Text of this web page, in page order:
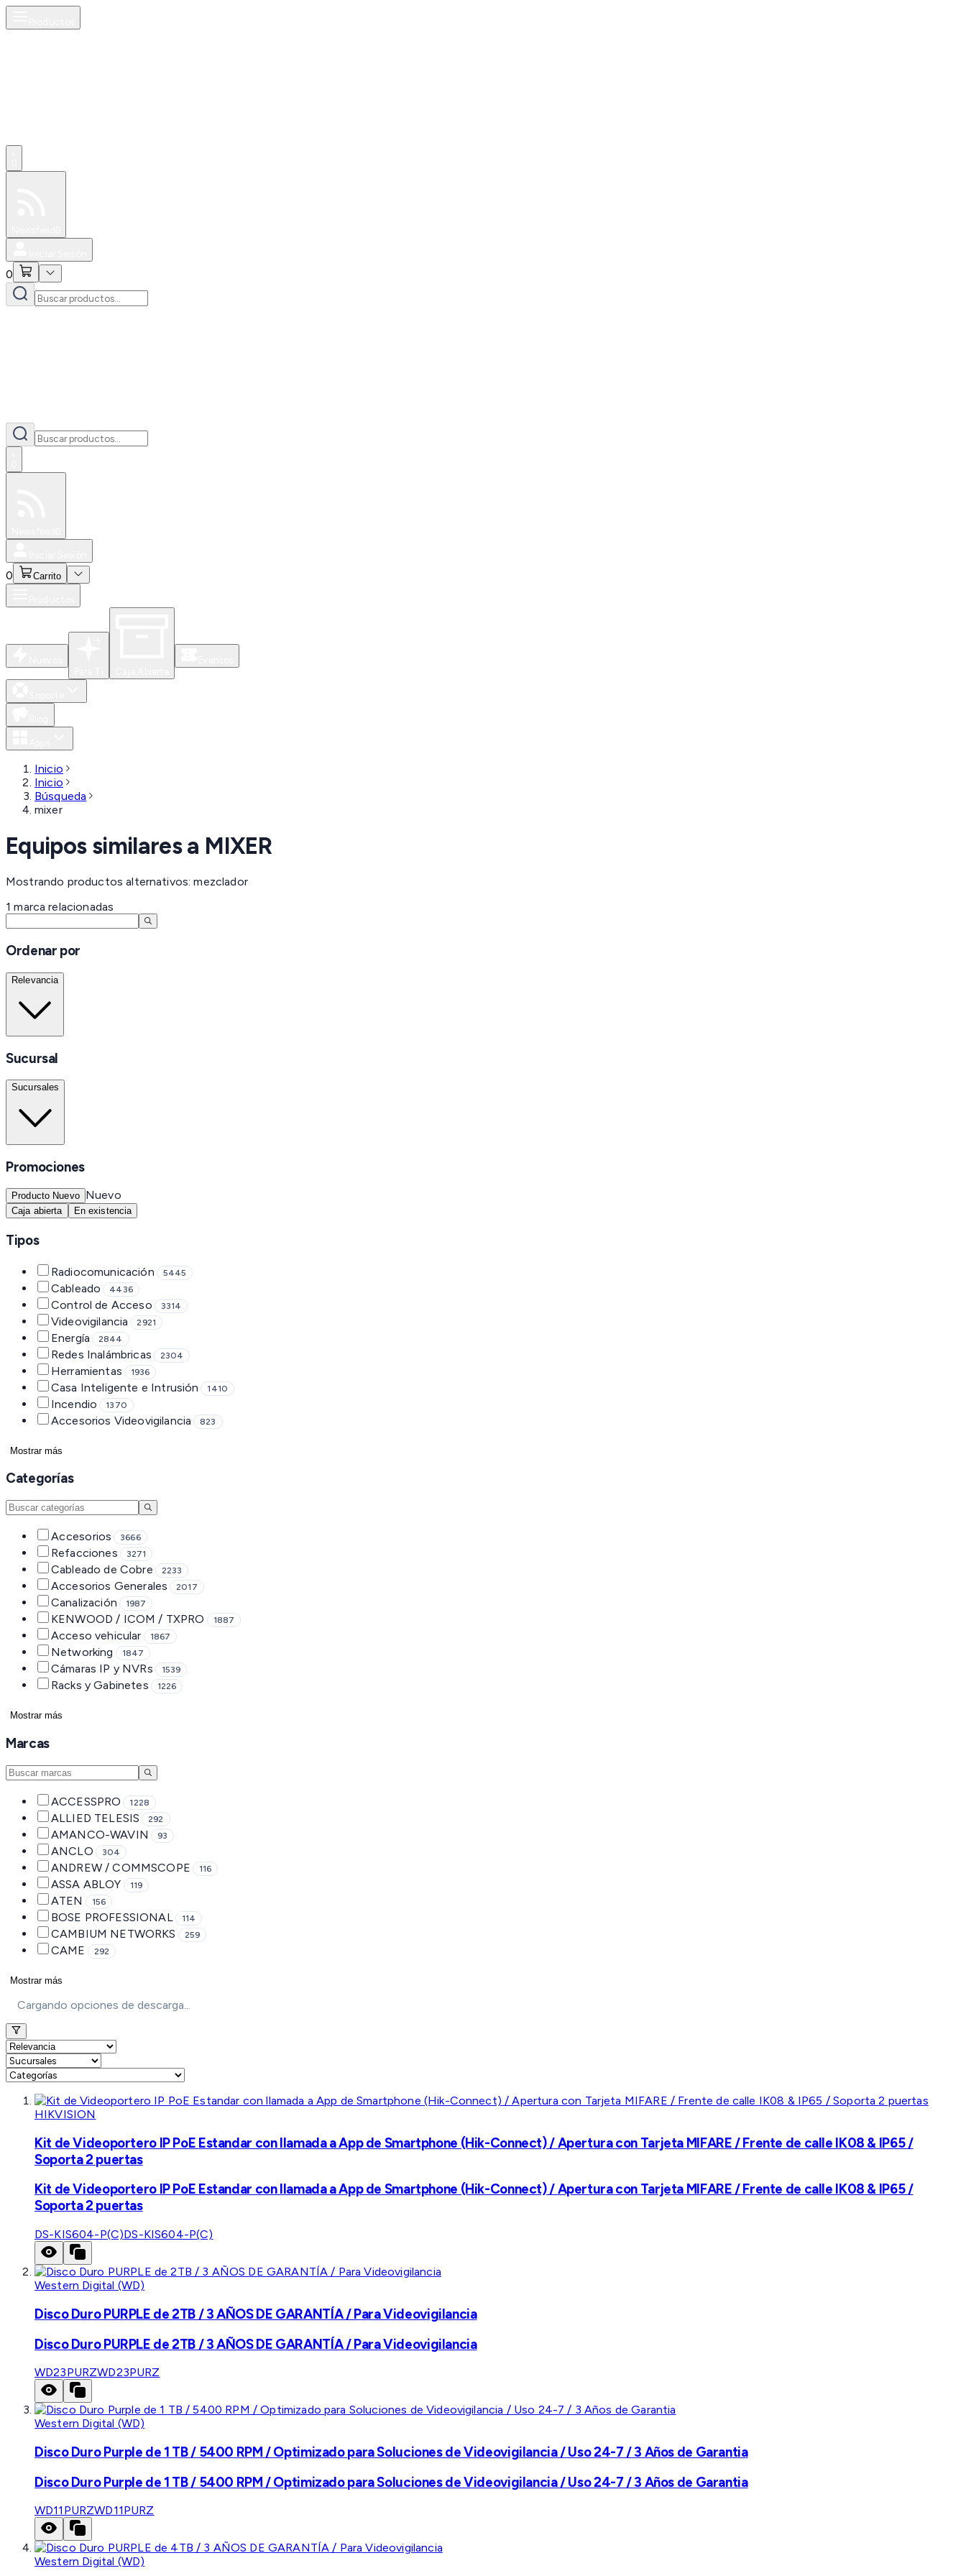
0
0 Carrito
Inicio
Inicio
Búsqueda
mixer
Equipos similares a MIXER
Mostrando productos alternativos: mezclador
1 marca relacionadas
Ordenar por
Relevancia
Sucursal
Sucursales
Promociones
Producto Nuevo Nuevo
Caja abierta En existencia
Tipos
Radiocomunicación 5445
Cableado 4436
Control de Acceso 3314
Videovigilancia 2921
Energía 2844
Redes Inalámbricas 2304
Herramientas 1936
Casa Inteligente e Intrusión 1410
Incendio 1370
Accesorios Videovigilancia 823
Mostrar más
Categorías
Accesorios 3666
Refacciones 3271
Cableado de Cobre 2233
Accesorios Generales 2017
Canalización 1987
KENWOOD / ICOM / TXPRO 1887
Acceso vehicular 1867
Networking 1847
Cámaras IP y NVRs 1539
Racks y Gabinetes 1226
Mostrar más
Marcas
ACCESSPRO 1228
ALLIED TELESIS 292
AMANCO-WAVIN 93
ANCLO 304
ANDREW / COMMSCOPE 116
ASSA ABLOY 119
ATEN 156
BOSE PROFESSIONAL 114
CAMBIUM NETWORKS 259
CAME 292
Mostrar más
Cargando opciones de descarga...
HIKVISION
Kit de Videoportero IP PoE Estandar con llamada a App de Smartphone (Hik-Connect) / Apertura con Tarjeta MIFARE / Frente de calle IK08 & IP65 /
Soporta 2 puertas
Kit de Videoportero IP PoE Estandar con llamada a App de Smartphone (Hik-Connect) / Apertura con Tarjeta MIFARE / Frente de calle IK08 & IP65 /
Soporta 2 puertas
DS-KIS604-P(C)DS-KIS604-P(C)
Western Digital (WD)
Disco Duro PURPLE de 2TB / 3 AÑOS DE GARANTÍA / Para Videovigilancia
Disco Duro PURPLE de 2TB / 3 AÑOS DE GARANTÍA / Para Videovigilancia
WD23PURZWD23PURZ
Western Digital (WD)
Disco Duro Purple de 1 TB / 5400 RPM / Optimizado para Soluciones de Videovigilancia / Uso 24-7 / 3 Años de Garantia
Disco Duro Purple de 1 TB / 5400 RPM / Optimizado para Soluciones de Videovigilancia / Uso 24-7 / 3 Años de Garantia
WD11PURZWD11PURZ
Western Digital (WD)